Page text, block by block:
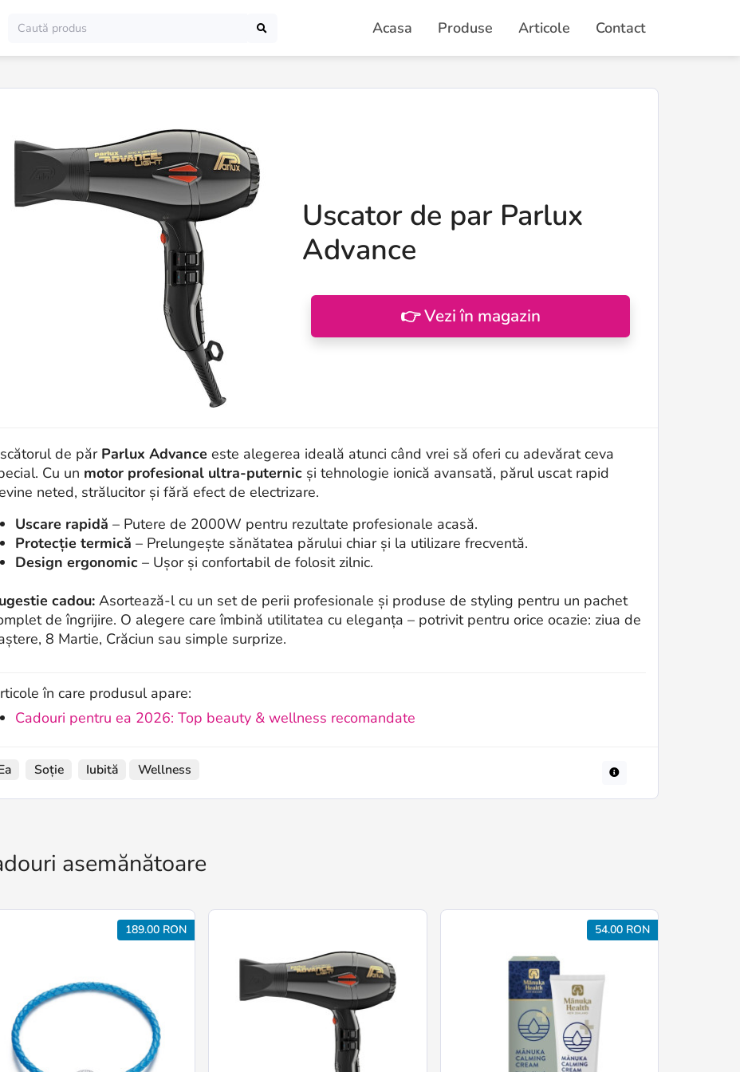
Acasa Produse Articole Contact
Uscator de par Parlux
Advance
👉 Vezi în magazin
de păr Parlux Advance este alegerea ideală atunci când vrei să oferi cu adevărat ceva
Cu un motor profesional ultra-puternic și tehnologie ionică avansată, părul uscat rapid
neted, strălucitor și fără efect de electrizare.
Uscare rapidă – Putere de 2000W pentru rezultate profesionale acasă.
Protecție termică – Prelungește sănătatea părului chiar și la utilizare frecventă.
Design ergonomic – Ușor și confortabil de folosit zilnic.
cadou: Asortează-l cu un set de perii profesionale și produse de styling pentru un pachet
de îngrijire. O alegere care îmbină utilitatea cu eleganța – potrivit pentru orice ocazie: ziua de
8 Martie, Crăciun sau simple surprize.
în care produsul apare:
Cadouri pentru ea 2026: Top beauty & wellness recomandate
Soție Iubită Wellness
asemănătoare
189.00 RON 54.00 RON